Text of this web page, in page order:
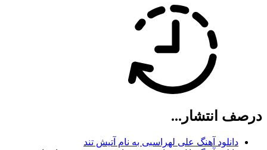
درصف انتشار...
دانلود آهنگ علی لهراسبی به نام آتیش تند